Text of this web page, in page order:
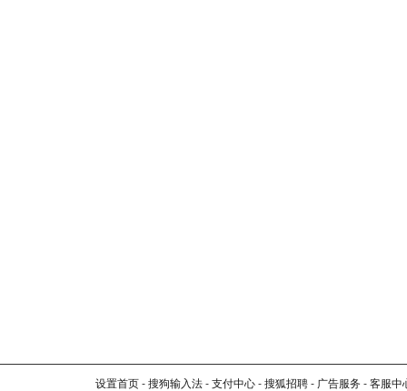
设置首页 - 搜狗输入法 - 支付中心 - 搜狐招聘 - 广告服务 - 客服中